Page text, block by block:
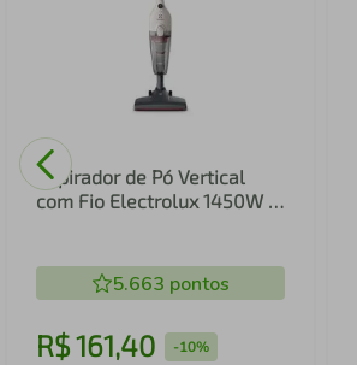
Aspirador de Pó Vertical
com Fio Electrolux 1450W 2
5.663 pontos
R$161,40 -10%